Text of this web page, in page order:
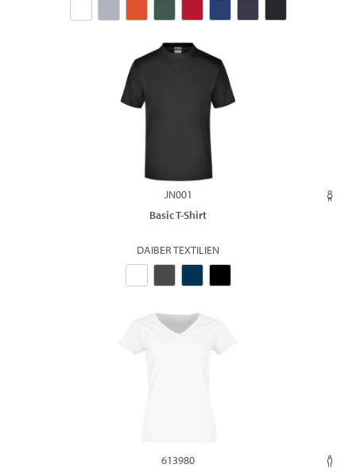
JN001
Basic T-Shirt
DAIBER TEXTILIEN
613980